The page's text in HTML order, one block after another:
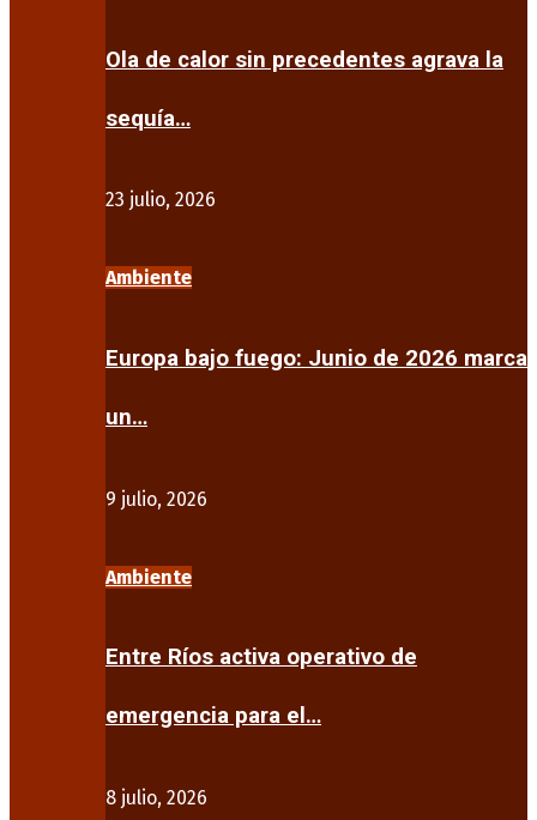
Ola de calor sin precedentes agrava la
sequía…
23 julio, 2026
Ambiente
Europa bajo fuego: Junio de 2026 marca
un…
9 julio, 2026
Ambiente
Entre Ríos activa operativo de
emergencia para el…
8 julio, 2026